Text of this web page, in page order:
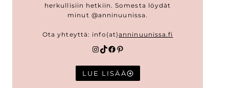
herkullisiin hetkiin. Somesta löydät
minut @anninuunissa.
Ota yhteyttä: info(at)anninuunissa.fi
Instagram
TikTok
Facebook
Pinterest
LUE LISÄÄ